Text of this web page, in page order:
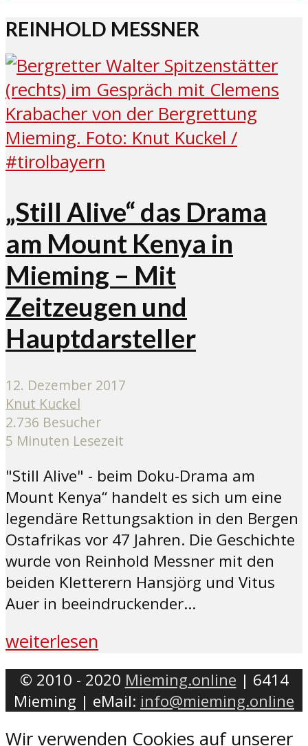
REINHOLD MESSNER
„Still Alive“ das Drama
am Mount Kenya in
Mieming – Mit
Zeitzeugen und
Hauptdarsteller
12. Dezember 2017
Knut Kuckel
2.736 Besucher
5 Minuten Lesezeit
"Still Alive" - beim Doku-Drama am
Mount Kenya“ handelt es sich um eine
legendäre Rettungsaktion in den Bergen
Ostafrikas vor 47 Jahren. Die Geschichte
wurde von Reinhold Messner mit den
beiden Kletterern Hansjörg und Vitus
Auer in beeindruckender...
weiterlesen
© 2010 - 2020 Mieming.online | 6414
Mieming | eMail: info@mieming.online
Wir verwenden Cookies auf unserer